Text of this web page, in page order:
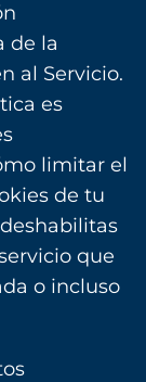
de la
al Servicio.
es
limitar el
de tu
que
o incluso